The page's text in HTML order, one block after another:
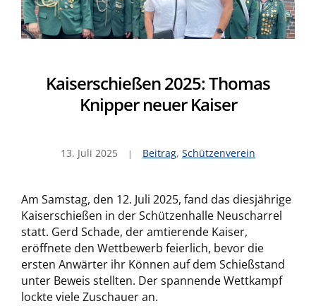
Kaiserschießen 2025: Thomas
Knipper neuer Kaiser
13. Juli 2025 Beitrag, Schützenverein
Am Samstag, den 12. Juli 2025, fand das diesjährige
Kaiserschießen in der Schützenhalle Neuscharrel
statt. Gerd Schade, der amtierende Kaiser,
eröffnete den Wettbewerb feierlich, bevor die
ersten Anwärter ihr Können auf dem Schießstand
unter Beweis stellten. Der spannende Wettkampf
lockte viele Zuschauer an.